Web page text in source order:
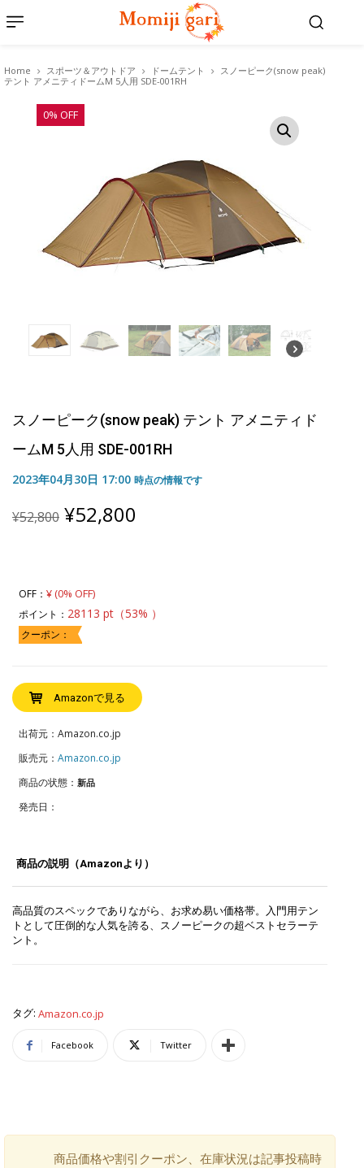
Home スポーツ＆アウトドア ドームテント
スノーピーク(snow peak)
テント アメニティドームM 5人用 SDE-001RH
0% OFF
スノーピーク(snow peak) テント アメニティド
ームM 5人用 SDE-001RH
2023年04月30日 17:00 時点の情報です
¥52,800 Original
price
¥52,800
OFF： ¥ (0% OFF)
ポイント： 28113 pt（53% ）
クーポン：
Amazonで見る
出荷元：Amazon.co.jp
販売元： Amazon.co.jp
商品の状態： 新品
発売日：
商品の説明（Amazonより）
高品質のスペックでありながら、お求め易い価格帯。入門用テン
トとして圧倒的な人気を誇る、スノーピークの超ベストセラーテ
ント。
タグ: Amazon.co.jp
Facebook Twitter
商品価格や割引クーポン、在庫状況は記事投稿時